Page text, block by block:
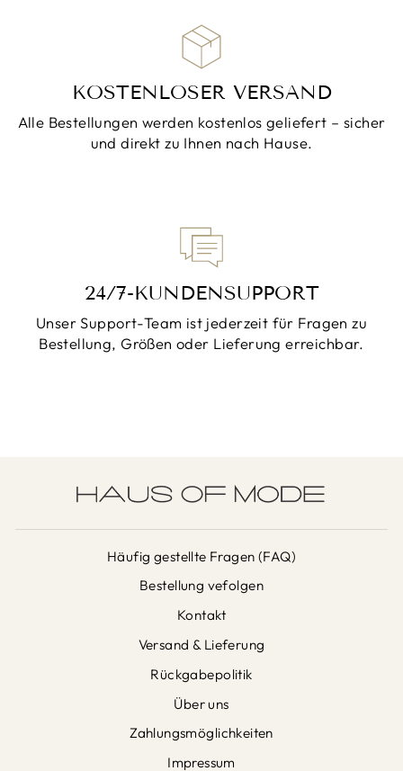
KOSTENLOSER VERSAND
Alle Bestellungen werden kostenlos geliefert – sicher
und direkt zu Ihnen nach Hause.
24/7-KUNDENSUPPORT
Unser Support-Team ist jederzeit für Fragen zu
Bestellung, Größen oder Lieferung erreichbar.
Häufig gestellte Fragen (FAQ)
Bestellung vefolgen
Kontakt
Versand & Lieferung
Rückgabepolitik
Über uns
Zahlungsmöglichkeiten
Impressum